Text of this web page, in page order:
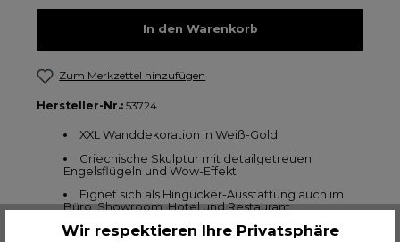
In den Warenkorb
Zum Merkzettel hinzufügen
Hersteller-Nr.: 53724
XXL Wanddekoration in Weiß-Gold
Griechische Skulptur mit detailgetreuen
Engelsflügeln und Wow-Effekt
Eignet sich als Hingucker-Ausstattung auch im
Büro, Showroom, Hotel und Restaurant
Handgearbeitetes Unikat, jedes Exemplar
Wir respektieren Ihre Privatsphäre